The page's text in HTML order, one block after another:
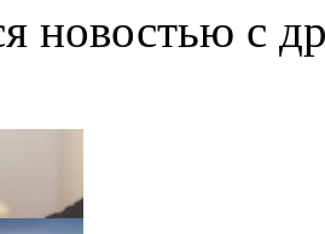
новостью с